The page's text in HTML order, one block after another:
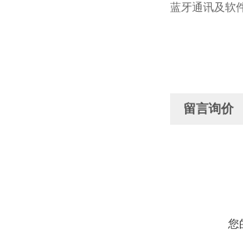
蓝牙通讯及软
留言询价
您